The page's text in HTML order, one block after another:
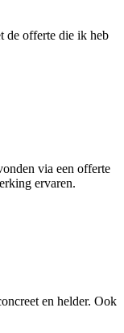
de offerte die ik heb
via een offerte
ervaren.
en helder. Ook